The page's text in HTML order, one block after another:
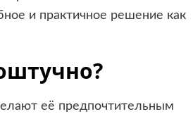
и практичное решение как
её предпочтительным